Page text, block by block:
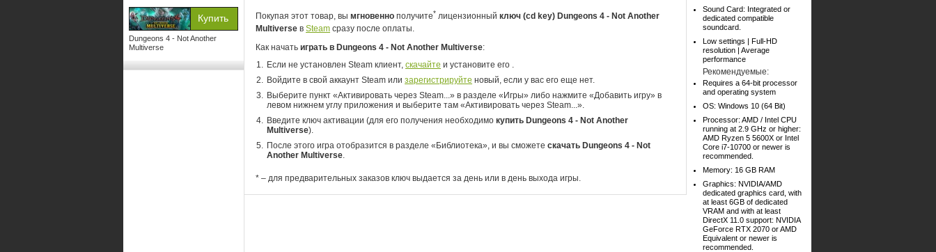
Dungeons 4 - Not Another
Multiverse
Покупая этот товар, вы мгновенно получите* лицензионный ключ (cd key) Dungeons 4 - Not Another
Multiverse в Steam сразу после оплаты.
Как начать играть в Dungeons 4 - Not Another Multiverse:
Если не установлен Steam клиент, скачайте и установите его .
Войдите в свой аккаунт Steam или зарегистрируйте новый, если у вас его еще нет.
Выберите пункт «Активировать через Steam...» в разделе «Игры» либо нажмите «Добавить игру» в
левом нижнем углу приложения и выберите там «Активировать через Steam...».
Введите ключ активации (для его получения необходимо купить Dungeons 4 - Not Another
Multiverse).
После этого игра отобразится в разделе «Библиотека», и вы сможете скачать Dungeons 4 - Not
Another Multiverse.
* – для предварительных заказов ключ выдается за день или в день выхода игры.
Sound Card: Integrated or
dedicated compatible
soundcard.
Low settings | Full-HD
resolution | Average
performance
Рекомендуемые:
Requires a 64-bit processor
and operating system
OS: Windows 10 (64 Bit)
Processor: AMD / Intel CPU
running at 2.9 GHz or higher:
AMD Ryzen 5 5600X or Intel
Core i7-10700 or newer is
recommended.
Memory: 16 GB RAM
Graphics: NVIDIA/AMD
dedicated graphics card, with
at least 6GB of dedicated
VRAM and with at least
DirectX 11.0 support: NVIDIA
GeForce RTX 2070 or AMD
Equivalent or newer is
recommended.